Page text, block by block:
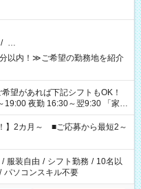
/ …
以内！≫ご希望の勤務地を紹介
夜勤 16:30～翌9:30 「家族
持って夕飯の準備がしたい」
など、ご希望を教えてください
。 合計で週40時間を超える場
】2カ月～ ■ご応募から最短2～
/ 服装自由 / シフト勤務 / 10名以
/ パソコンスキル不要